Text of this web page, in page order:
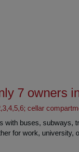
7 owners
cellar
buses, subways,